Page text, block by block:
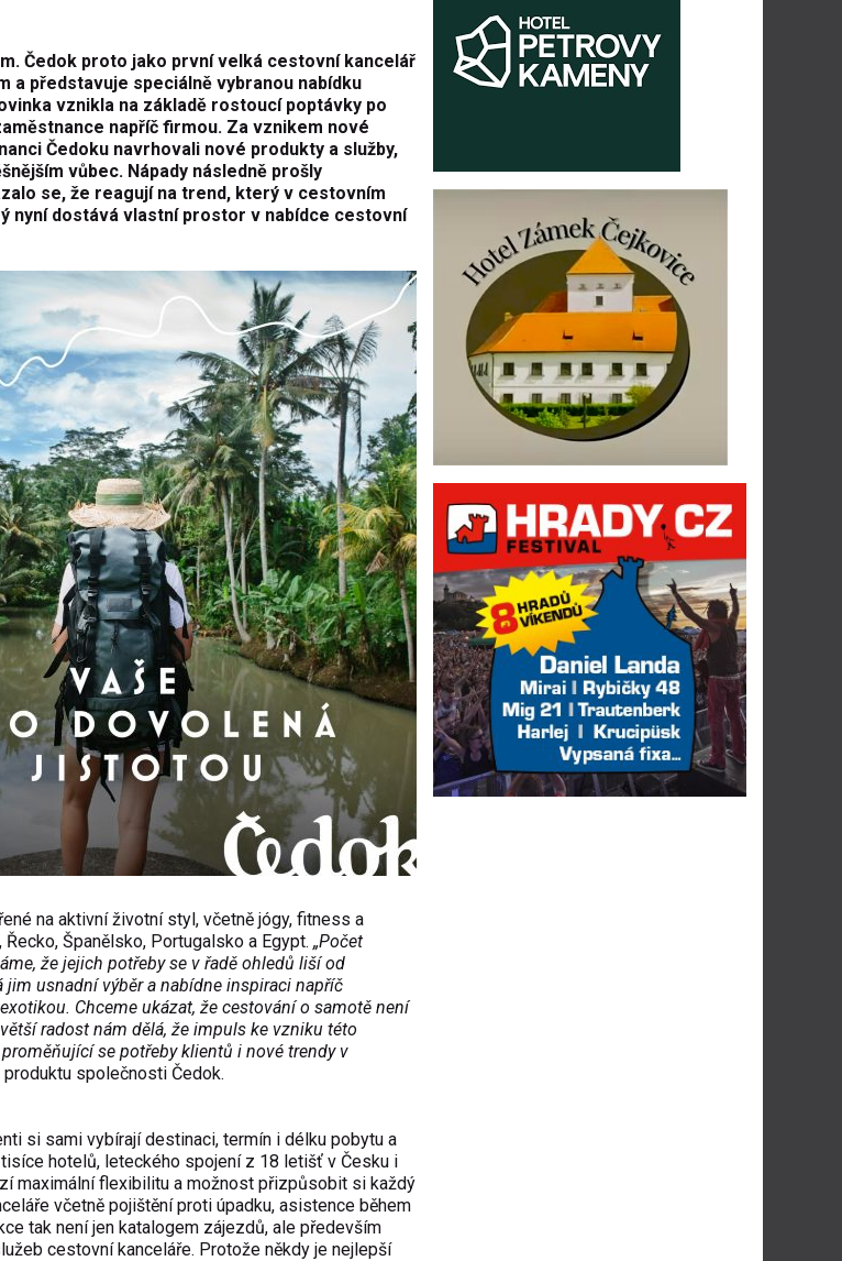
Čedok proto jako první velká cestovní kancelář
představuje speciálně vybranou nabídku
vznikla na základě rostoucí poptávky po
napříč firmou. Za vznikem nové
Čedoku navrhovali nové produkty a služby,
vůbec. Nápady následně prošly
se, že reagují na trend, který v cestovním
nyní dostává vlastní prostor v nabídce cestovní
na aktivní životní styl, včetně jógy, fitness a
Španělsko, Portugalsko a Egypt. „Počet
že jejich potřeby se v řadě ohledů liší od
usnadní výběr a nabídne inspiraci napříč
Chceme ukázat, že cestování o samotě není
radost nám dělá, že impuls ke vzniku této
se potřeby klientů i nové trendy v
společnosti Čedok.
si sami vybírají destinaci, termín i délku pobytu a
hotelů, leteckého spojení z 18 letišť v Česku i
maximální flexibilitu a možnost přizpůsobit si každý
včetně pojištění proti úpadku, asistence během
tak není jen katalogem zájezdů, ale především
cestovní kanceláře. Protože někdy je nejlepší